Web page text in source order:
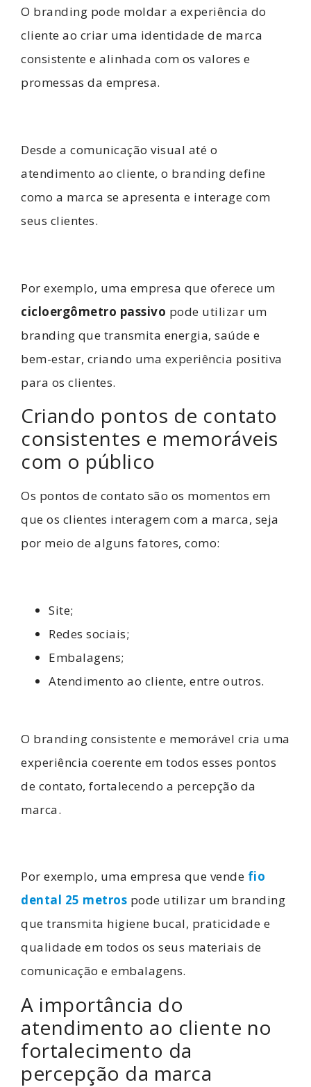
O branding pode moldar a experiência do
cliente ao criar uma identidade de marca
consistente e alinhada com os valores e
promessas da empresa.
Desde a comunicação visual até o
atendimento ao cliente, o branding define
como a marca se apresenta e interage com
seus clientes.
Por exemplo, uma empresa que oferece um
cicloergômetro passivo pode utilizar um
branding que transmita energia, saúde e
bem-estar, criando uma experiência positiva
para os clientes.
Criando pontos de contato
consistentes e memoráveis
com o público
Os pontos de contato são os momentos em
que os clientes interagem com a marca, seja
por meio de alguns fatores, como:
Site;
Redes sociais;
Embalagens;
Atendimento ao cliente, entre outros.
O branding consistente e memorável cria uma
experiência coerente em todos esses pontos
de contato, fortalecendo a percepção da
marca.
Por exemplo, uma empresa que vende fio
dental 25 metros pode utilizar um branding
que transmita higiene bucal, praticidade e
qualidade em todos os seus materiais de
comunicação e embalagens.
A importância do
atendimento ao cliente no
fortalecimento da
percepção da marca